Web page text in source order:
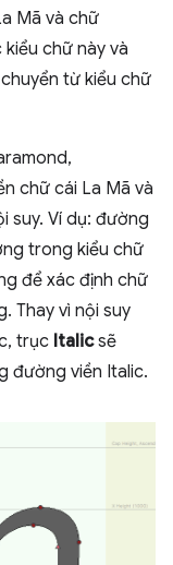
Mã và chữ
chữ này và
từ kiểu chữ
chữ cái La Mã và
suy. Ví dụ: đường
trong kiểu chữ
để xác định chữ
Thay vì nội suy
trục Italicsẽ
đường viền Italic.